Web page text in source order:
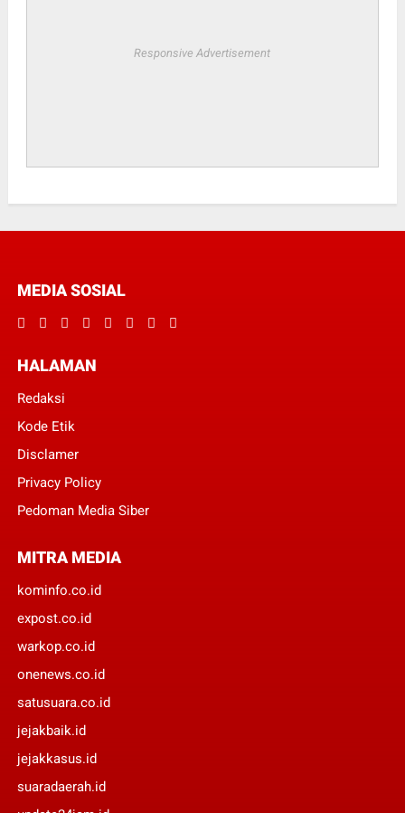
Responsive Advertisement
MEDIA SOSIAL
HALAMAN
Redaksi
Kode Etik
Disclamer
Privacy Policy
Pedoman Media Siber
MITRA MEDIA
kominfo.co.id
expost.co.id
warkop.co.id
onenews.co.id
satusuara.co.id
jejakbaik.id
jejakkasus.id
suaradaerah.id